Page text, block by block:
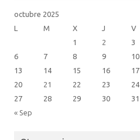
octubre 2025
L
M X J V
« Sep
1 2 3
6
7 8 9 10
13
14 15 16 17
20
21 22 23 24
27
28 29 30 31